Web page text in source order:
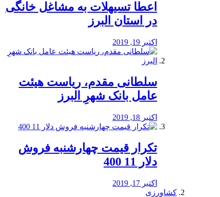
️اعطا تسیهلات به مشاغل خانگی
در استان البرز
اکتبر 19, 2019
سلطانی مقدم، ریاست هیئت
عامل بانک شهرِ البرز
اکتبر 18, 2019
تکرار قیمت چهارشنبه فروش
دلار 11 400
اکتبر 17, 2019
کشاورزی